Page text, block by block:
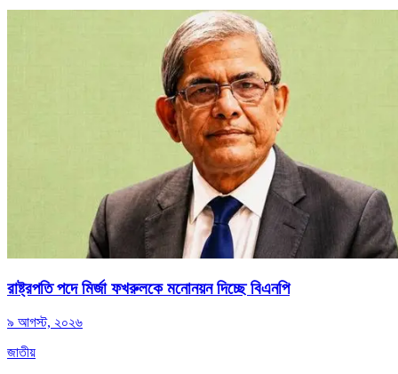
রাষ্ট্রপতি পদে মির্জা ফখরুলকে মনোনয়ন দিচ্ছে বিএনপি
৯ আগস্ট, ২০২৬
জাতীয়